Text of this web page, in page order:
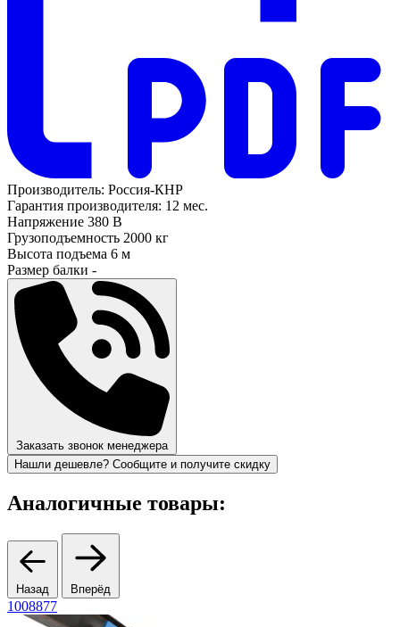
Производитель: Россия-КНР
Гарантия производителя: 12 мес.
Напряжение 380 В
Грузоподъемность 2000 кг
Высота подъема 6 м
Размер балки -
Заказать звонок менеджера
Нашли дешевле? Сообщите и получите скидку
Аналогичные товары:
Назад Вперёд
1008877